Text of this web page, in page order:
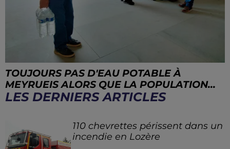
TOUJOURS PAS D'EAU POTABLE À
MEYRUEIS ALORS QUE LA POPULATION...
LES DERNIERS ARTICLES
110 chevrettes périssent dans un
incendie en Lozère